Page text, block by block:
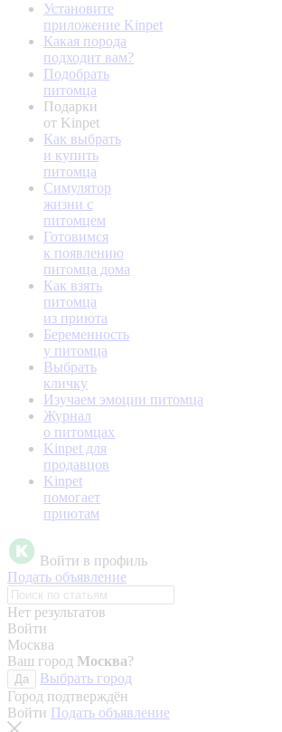
Установите
приложение Kinpet
Какая порода
подходит вам?
Подобрать
питомца
Подарки
от Kinpet
Как выбрать
и купить
питомца
Симулятор
жизни с
питомцем
Готовимся
к появлению
питомца дома
Как взять
питомца
из приюта
Беременность
у питомца
Выбрать
кличку
Изучаем эмоции питомца
Журнал
о питомцах
Kinpet для
продавцов
Kinpet
помогает
приютам
Войти в профиль
Подать объявление
Нет результатов
Войти
Москва
Ваш город Москва?
Да
Выбрать город
Город подтверждён
Войти Подать объявление